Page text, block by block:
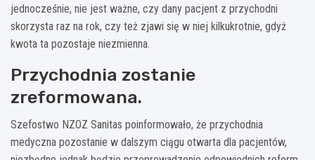
jednocześnie, nie jest ważne, czy dany pacjent z przychodni
skorzysta raz na rok, czy też zjawi się w niej kilkukrotnie, gdyż
kwota ta pozostaje niezmienna.
Przychodnia zostanie
zreformowana.
Szefostwo NZOZ Sanitas poinformowało, że przychodnia
medyczna pozostanie w dalszym ciągu otwarta dla pacjentów,